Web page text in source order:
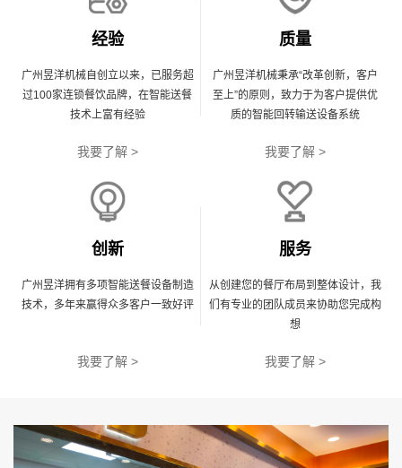
经验
广州昱洋机械自创立以来，已服务超
过100家连锁餐饮品牌，在智能送餐
技术上富有经验
我要了解 >
质量
广州昱洋机械秉承“改革创新，客户
至上”的原则，致力于为客户提供优
质的智能回转输送设备系统
我要了解 >
创新
广州昱洋拥有多项智能送餐设备制造
技术，多年来赢得众多客户一致好评
我要了解 >
服务
从创建您的餐厅布局到整体设计，我
们有专业的团队成员来协助您完成构
想
我要了解 >